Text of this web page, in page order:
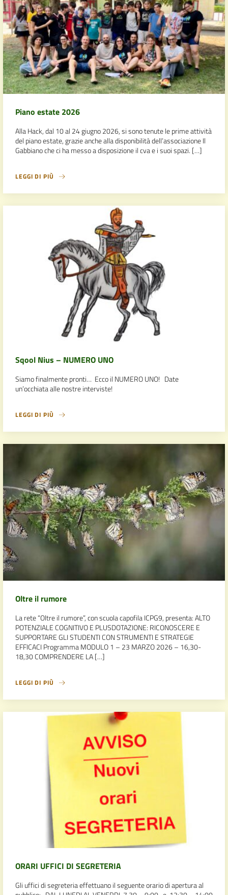
Piano estate 2026
Alla Hack, dal 10 al 24 giugno 2026, si sono tenute le prime attività
del piano estate, grazie anche alla disponibilità dell’associazione Il
Gabbiano che ci ha messo a disposizione il cva e i suoi spazi. […]
LEGGI DI PIÙ
Sqool Nius – NUMERO UNO
Siamo finalmente pronti… Ecco il NUMERO UNO! Date
un’occhiata alle nostre interviste!
LEGGI DI PIÙ
Oltre il rumore
La rete “Oltre il rumore”, con scuola capofila ICPG9, presenta: ALTO
POTENZIALE COGNITIVO E PLUSDOTAZIONE: RICONOSCERE E
SUPPORTARE GLI STUDENTI CON STRUMENTI E STRATEGIE
EFFICACI Programma MODULO 1 – 23 MARZO 2026 – 16,30-
18,30 COMPRENDERE LA […]
LEGGI DI PIÙ
ORARI UFFICI DI SEGRETERIA
Gli uffici di segreteria effettuano il seguente orario di apertura al